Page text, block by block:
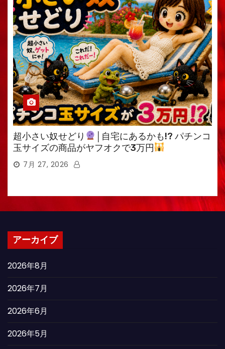
超小さい奴せどり
│自宅にあるかも!? パチンコ
玉サイズの商品がヤフオクで3万円
7月 27, 2026
アーカイブ
2026年8月
2026年7月
2026年6月
2026年5月